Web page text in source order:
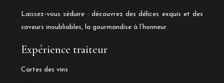
Laissez-vous séduire : découvrez des délices exquis et des
saveurs inoubliables, la gourmandise à l’honneur.
Expérience traiteur
Cartes des vins